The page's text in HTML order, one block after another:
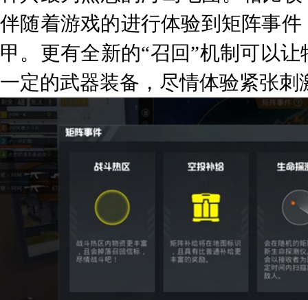
伴随着游戏的进行体验到矩阵事
甲。更有全新的“召回”机制可以
一定的武器装备，尽情体验紧张刺